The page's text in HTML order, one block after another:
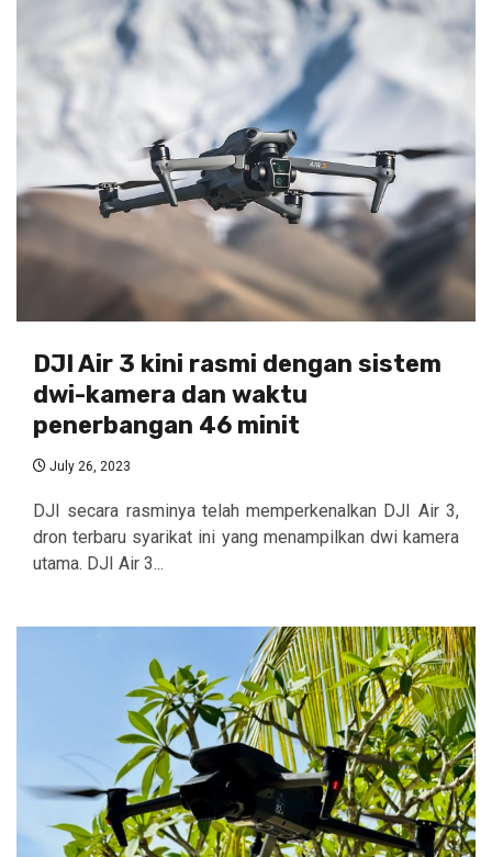
DJI Air 3 kini rasmi dengan sistem
dwi-kamera dan waktu
penerbangan 46 minit
July 26, 2023
DJI secara rasminya telah memperkenalkan DJI Air 3,
dron terbaru syarikat ini yang menampilkan dwi kamera
utama. DJI Air 3...